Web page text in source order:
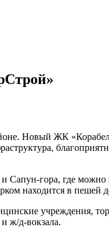
Новый ЖК
гора, где можно
находится в пешей
учреждения,
ж/д-вокзала.